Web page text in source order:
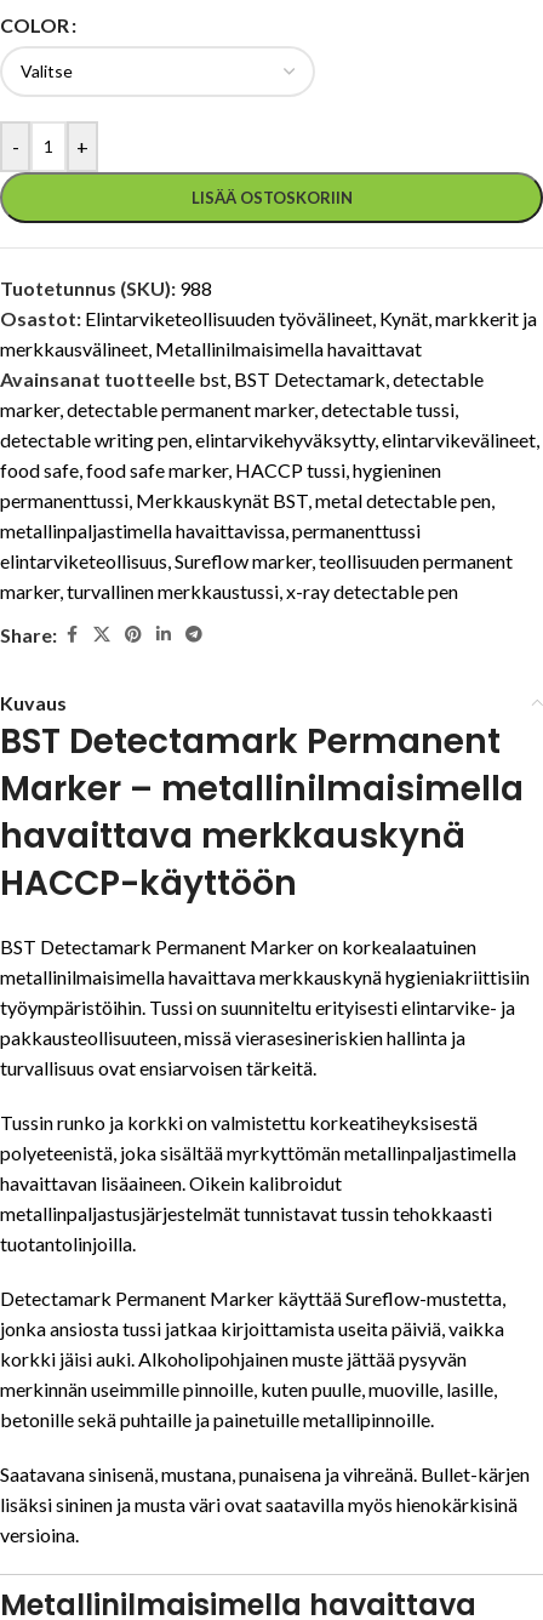
COLOR
- +
LISÄÄ OSTOSKORIIN
Tuotetunnus (SKU): 988
Osastot: Elintarviketeollisuuden työvälineet Kynät, markkerit ja
merkkausvälineet Metallinilmaisimella havaittavat
Avainsanat tuotteelle bst BST Detectamark detectable
marker, detectable permanent marker, detectable tussi
detectable writing pen elintarvikehyväksytty, elintarvikevälineet
food safe food safe marker, HACCP tussi hygieninen
permanenttussi Merkkauskynät BST metal detectable pen
metallinpaljastimella havaittavissa permanenttussi
elintarviketeollisuus Sureflow marker, teollisuuden permanent
marker, turvallinen merkkaustussi x-ray detectable pen
Share:
Kuvaus
BST Detectamark Permanent
Marker – metallinilmaisimella
havaittava merkkauskynä
HACCP-käyttöön
BST Detectamark Permanent Marker on korkealaatuinen
metallinilmaisimella havaittava merkkauskynä hygieniakriittisiin
työympäristöihin. Tussi on suunniteltu erityisesti elintarvike- ja
pakkausteollisuuteen, missä vierasesineriskien hallinta ja
turvallisuus ovat ensiarvoisen tärkeitä.
Tussin runko ja korkki on valmistettu korkeatiheyksisestä
polyeteenistä, joka sisältää myrkyttömän metallinpaljastimella
havaittavan lisäaineen. Oikein kalibroidut
metallinpaljastusjärjestelmät tunnistavat tussin tehokkaasti
tuotantolinjoilla.
Detectamark Permanent Marker käyttää Sureflow-mustetta,
jonka ansiosta tussi jatkaa kirjoittamista useita päiviä, vaikka
korkki jäisi auki. Alkoholipohjainen muste jättää pysyvän
merkinnän useimmille pinnoille, kuten puulle, muoville, lasille,
betonille sekä puhtaille ja painetuille metallipinnoille.
Saatavana sinisenä, mustana, punaisena ja vihreänä. Bullet-kärjen
lisäksi sininen ja musta väri ovat saatavilla myös hienokärkisinä
versioina.
Metallinilmaisimella havaittava